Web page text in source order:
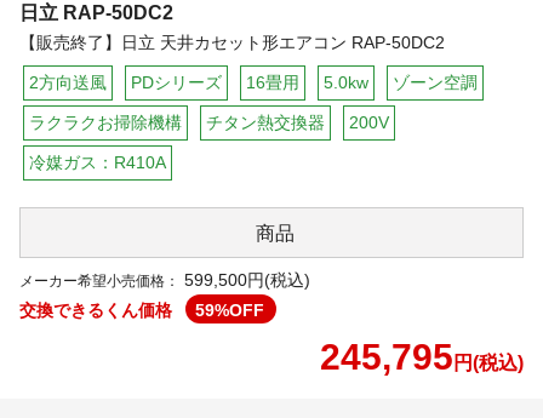
日立 RAP-50DC2
【販売終了】日立 天井カセット形エアコン RAP-50DC2
2方向送風 PDシリーズ 16畳用 5.0kw ゾーン空調
ラクラクお掃除機構 チタン熱交換器 200V
冷媒ガス：R410A
商品
メーカー希望小売価格：
599,500円(税込)
交換できるくん価格
59%OFF
245,795 円(税込)